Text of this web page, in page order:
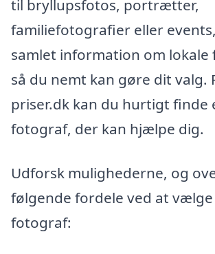
til bryllupsfotos, portrætter,
familiefotografier eller
samlet information om lokale
så du nemt kan gøre dit valg.
priser.dk kan du hurtigt finde
fotograf, der kan hjælpe dig.
Udforsk mulighederne, og
følgende fordele ved at vælge
fotograf: